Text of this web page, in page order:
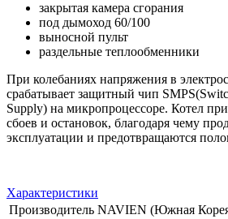
закрытая камера сгорания
под дымоход 60/100
выносной пульт
раздельные теплообменники
При колебаниях напряжения в
срабатывает защитный чип
Supply) на микропроцессоре. Котел при
сбоев и остановок, благодаря чему
эксплуатации и предотвращаются
Характеристики
Производитель NAVIEN (Южная